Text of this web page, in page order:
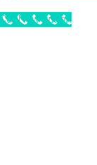
Call Now Button